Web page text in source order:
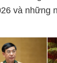
và những